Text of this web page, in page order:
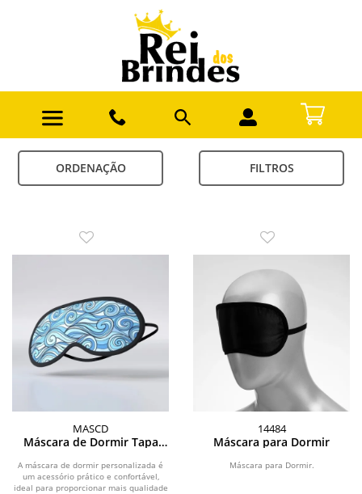
ORDENAÇÃO FILTROS
MASCD
Máscara de Dormir Tapa
A máscara de dormir personalizada é
um acessório prático e confortável,
ideal para proporcionar mais qualidade
14484
Máscara para Dormir
Máscara para Dormir.